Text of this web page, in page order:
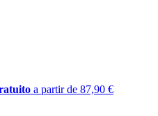
a partir de 87,90 €